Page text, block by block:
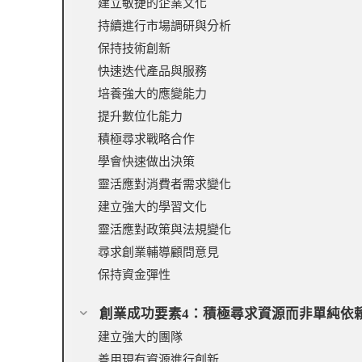
建立敏捷的企業文化
持續進行市場調研與分析
保持技術創新
快速迭代產品與服務
培養強大的應變能力
提升數位化能力
積極尋求戰略合作
學會快速做出決策
靈活應對消費者需求變化
建立強大的學習文化
靈活應對政策與法規變化
尋求創業輔導顧問意見
保持資金彈性
創業成功要素4：積極尋求資源而非單純依
建立強大的團隊